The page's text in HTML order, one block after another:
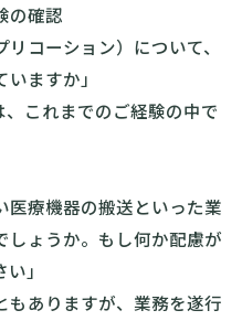
の確認
コーション）について、
ますか」
、これまでのご経験の中で
医療機器の搬送といった業
しょうか。もし何か配慮が
」
もありますが、業務を遂行